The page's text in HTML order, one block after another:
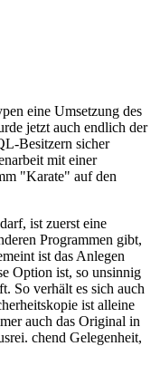
eine Umsetzung des
jetzt auch endlich der
Besitzern sicher
mit einer
"Karate" auf den
ist zuerst eine
Programmen gibt,
ist das Anlegen
Option ist, so unsinnig
So verhält es sich auch
ist alleine
auch das Original in
chend Gelegenheit,